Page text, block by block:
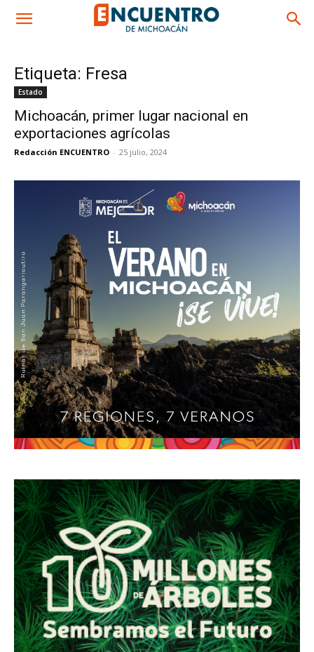
Etiqueta: Fresa
Estado
Michoacán, primer lugar nacional en
exportaciones agrícolas
Redacción ENCUENTRO - 25 julio, 2024